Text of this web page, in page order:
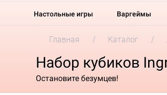
Настольные игры Варгеймы
Главная Каталог
Набор кубиков
Остановите безумцев!